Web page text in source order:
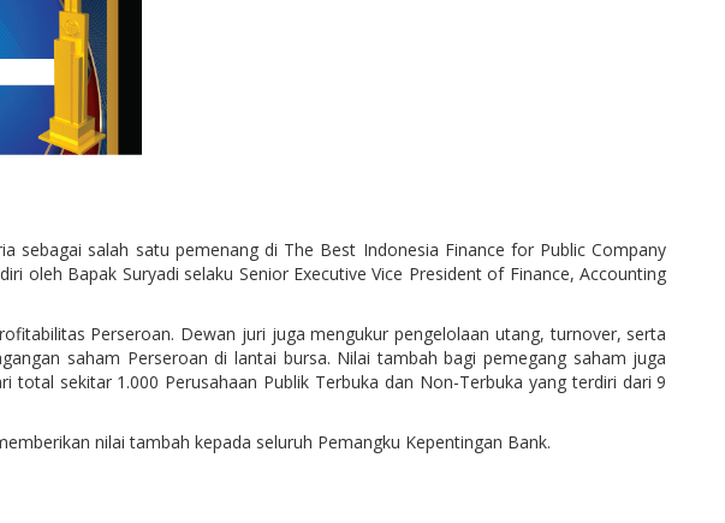
sebagai salah satu pemenang di The Best Indonesia Finance for Public Company
oleh Bapak Suryadi selaku Senior Executive Vice President of Finance, Accounting
Perseroan. Dewan juri juga mengukur pengelolaan utang, turnover, serta
saham Perseroan di lantai bursa. Nilai tambah bagi pemegang saham juga
sekitar 1.000 Perusahaan Publik Terbuka dan Non-Terbuka yang terdiri dari 9
nilai tambah kepada seluruh Pemangku Kepentingan Bank.